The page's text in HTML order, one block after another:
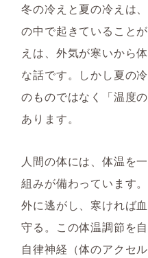
冬の冷えと夏の冷えは
の中で起きていること
えは、外気が寒いから
な話です。しかし夏の
のものではなく「温度
あります。
人間の体には、体温を
組みが備わっています
外に逃がし、寒ければ
守る。この体温調節を
自律神経（体のアクセ